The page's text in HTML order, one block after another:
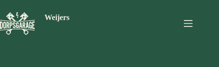
naar
de
inhoud
Weijers